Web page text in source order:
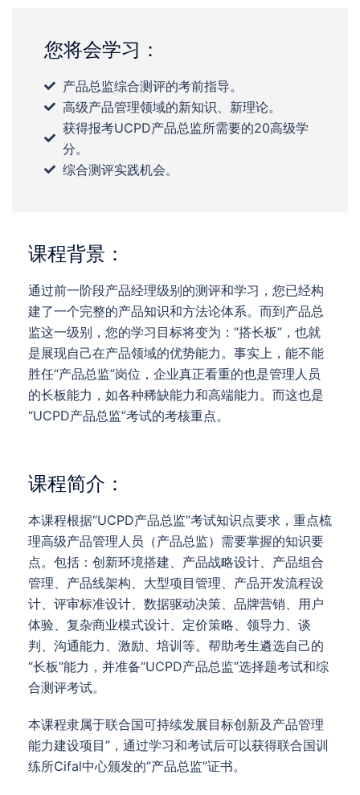
您将会学习：
产品总监综合测评的考前指导。
高级产品管理领域的新知识、新理论。
获得报考UCPD产品总监所需要的20高级学
分。
综合测评实践机会。
课程背景：
通过前一阶段产品经理级别的测评和学习，您已经构
建了一个完整的产品知识和方法论体系。而到产品总
监这一级别，您的学习目标将变为：“搭长板”，也就
是展现自己在产品领域的优势能力。事实上，能不能
胜任“产品总监”岗位，企业真正看重的也是管理人员
的长板能力，如各种稀缺能力和高端能力。而这也是
“UCPD产品总监”考试的考核重点。
课程简介：
本课程根据“UCPD产品总监”考试知识点要求，重点梳
理高级产品管理人员（产品总监）需要掌握的知识要
点。包括：创新环境搭建、产品战略设计、产品组合
管理、产品线架构、大型项目管理、产品开发流程设
计、评审标准设计、数据驱动决策、品牌营销、用户
体验、复杂商业模式设计、定价策略、领导力、谈
判、沟通能力、激励、培训等。帮助考生遴选自己的
“长板”能力，并准备“UCPD产品总监”选择题考试和综
合测评考试。
本课程隶属于联合国可持续发展目标创新及产品管理
能力建设项目”，通过学习和考试后可以获得联合国训
练所Cifal中心颁发的“产品总监”证书。